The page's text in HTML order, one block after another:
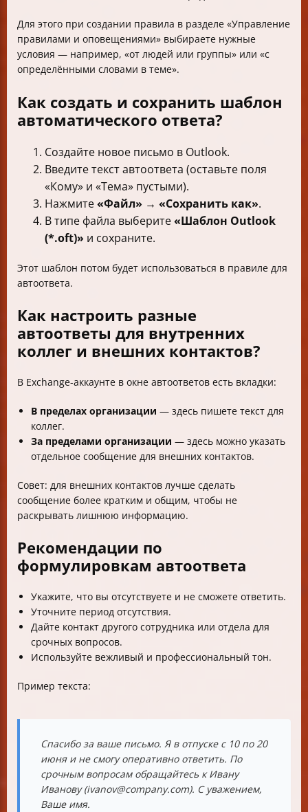
Для этого при создании правила в разделе «Управление
правилами и оповещениями» выбираете нужные
условия — например, «от людей или группы» или «с
определёнными словами в теме».
Как создать и сохранить шаблон
автоматического ответа?
Создайте новое письмо в Outlook.
Введите текст автоответа (оставьте поля
«Кому» и «Тема» пустыми).
Нажмите«Файл» → «Сохранить как».
В типе файла выберите«Шаблон Outlook
(*.oft)» и сохраните.
Этот шаблон потом будет использоваться в правиле для
автоответа.
Как настроить разные
автоответы для внутренних
коллег и внешних контактов?
В Exchange-аккаунте в окне автоответов есть вкладки:
В пределах организации — здесь пишете текст для
коллег.
За пределами организации — здесь можно указать
отдельное сообщение для внешних контактов.
Совет: для внешних контактов лучше сделать
сообщение более кратким и общим, чтобы не
раскрывать лишнюю информацию.
Рекомендации по
формулировкам автоответа
Укажите, что вы отсутствуете и не сможете ответить.
Уточните период отсутствия.
Дайте контакт другого сотрудника или отдела для
срочных вопросов.
Используйте вежливый и профессиональный тон.
Пример текста:
Спасибо за ваше письмо. Я в отпуске с 10 по 20
июня и не смогу оперативно ответить. По
срочным вопросам обращайтесь к Ивану
Иванову (ivanov@company.com). С уважением,
Ваше имя.